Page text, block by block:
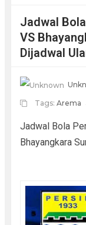
Jadwal
VS
Dijadwal
Tags: Arema
Jadwal Bola
Bhayangkara